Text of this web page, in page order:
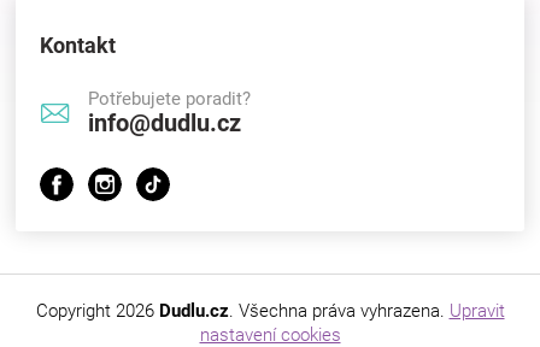
Kontakt
Potřebujete poradit?
info@dudlu.cz
Copyright 2026 Dudlu.cz. Všechna práva vyhrazena. Upravit
nastavení cookies